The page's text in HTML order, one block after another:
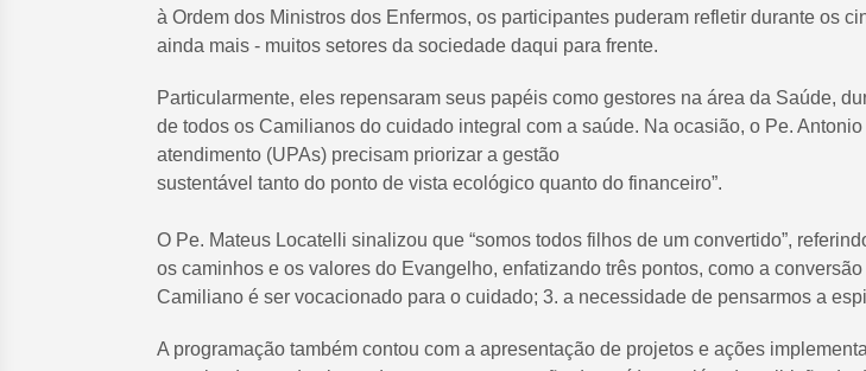
à Ordem dos Ministros dos Enfermos, os participantes puderam refletir durante os
ainda mais - muitos setores da sociedade daqui para frente.
Particularmente, eles repensaram seus papéis como gestores na área da Saúde,
de todos os Camilianos do cuidado integral com a saúde. Na ocasião, o Pe.
atendimento (UPAs) precisam priorizar a gestão
sustentável tanto do ponto de vista ecológico quanto do financeiro”.
O Pe. Mateus Locatelli sinalizou que “somos todos filhos de um convertido”,
os caminhos e os valores do Evangelho, enfatizando três pontos, como a
Camiliano é ser vocacionado para o cuidado; 3. a necessidade de pensarmos a
A programação também contou com a apresentação de projetos e ações